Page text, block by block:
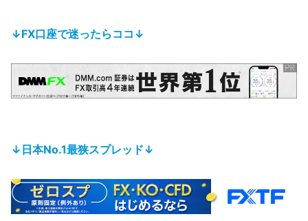
↓FX口座で迷ったらココ↓
↓日本No.1最狭スプレッド↓